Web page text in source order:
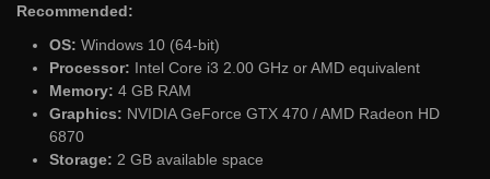
Recommended:
OS: Windows 10 (64-bit)
Processor: Intel Core i3 2.00 GHz or AMD equivalent
Memory: 4 GB RAM
Graphics: NVIDIA GeForce GTX 470 / AMD Radeon HD
6870
Storage: 2 GB available space